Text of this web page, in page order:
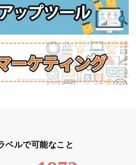
ベルで可能なこと